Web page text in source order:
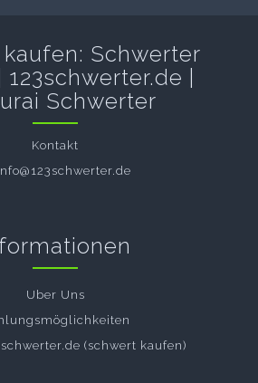
Schwerter
|
Schwerter
Kontakt
Uber Uns
(schwert kaufen)